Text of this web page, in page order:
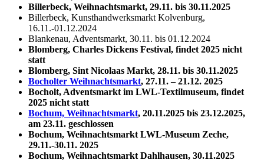
Billerbeck, Weihnachtsmarkt, 29.11. bis 30.11.2025
Billerbeck, Kunsthandwerksmarkt Kolvenburg,
16.11.-01.12.2024
Blankenau, Adventsmarkt, 30.11. bis 01.12.2024
Blomberg, Charles Dickens Festival, findet 2025 nicht
statt
Blomberg, Sint Nicolaas Markt, 28.11. bis 30.11.2025
Bocholter Weihnachtsmarkt, 27.11. – 21.12. 2025
Bocholt, Adventsmarkt im LWL-Textilmuseum, findet
2025 nicht statt
Bochum, Weihnachtsmarkt, 20.11.2025 bis 23.12.2025,
am 23.11. geschlossen
Bochum, Weihnachtsmarkt LWL-Museum Zeche,
29.11.-30.11. 2025
Bochum, Weihnachtsmarkt Dahlhausen, 30.11.2025